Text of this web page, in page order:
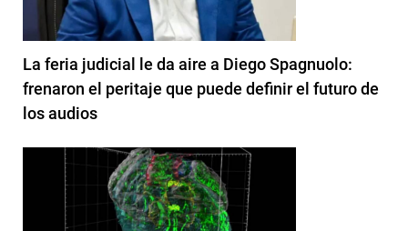
La feria judicial le da aire a Diego Spagnuolo:
frenaron el peritaje que puede definir el futuro de
los audios